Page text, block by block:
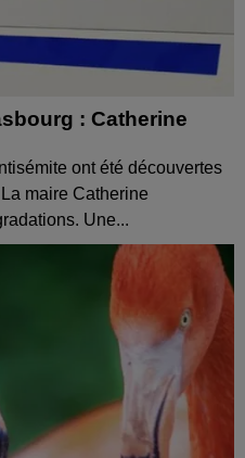
: Catherine
ont été découvertes
maire Catherine
Une...